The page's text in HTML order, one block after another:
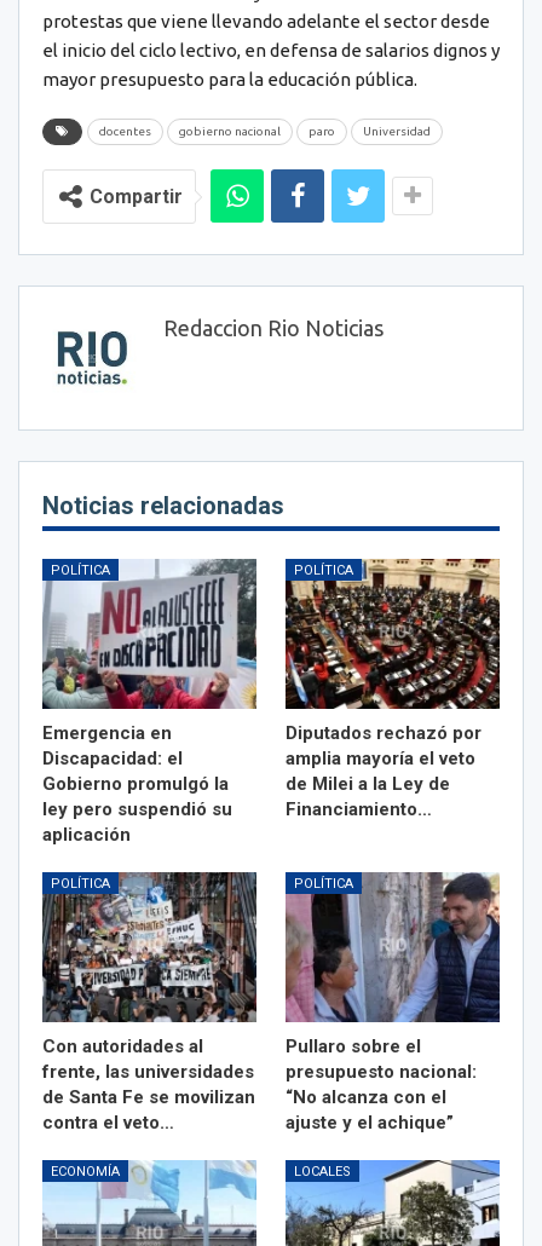
protestas que viene llevando adelante el sector desde
el inicio del ciclo lectivo, en defensa de salarios dignos y
mayor presupuesto para la educación pública.
docentes gobierno nacional paro Universidad
Compartir
Redaccion Rio Noticias
Noticias relacionadas
POLÍTICA
Emergencia en
Discapacidad: el
Gobierno promulgó la
ley pero suspendió su
aplicación
POLÍTICA
Diputados rechazó por
amplia mayoría el veto
de Milei a la Ley de
Financiamiento…
POLÍTICA
Con autoridades al
frente, las universidades
de Santa Fe se movilizan
contra el veto…
POLÍTICA
Pullaro sobre el
presupuesto nacional:
“No alcanza con el
ajuste y el achique”
ECONOMÍA LOCALES